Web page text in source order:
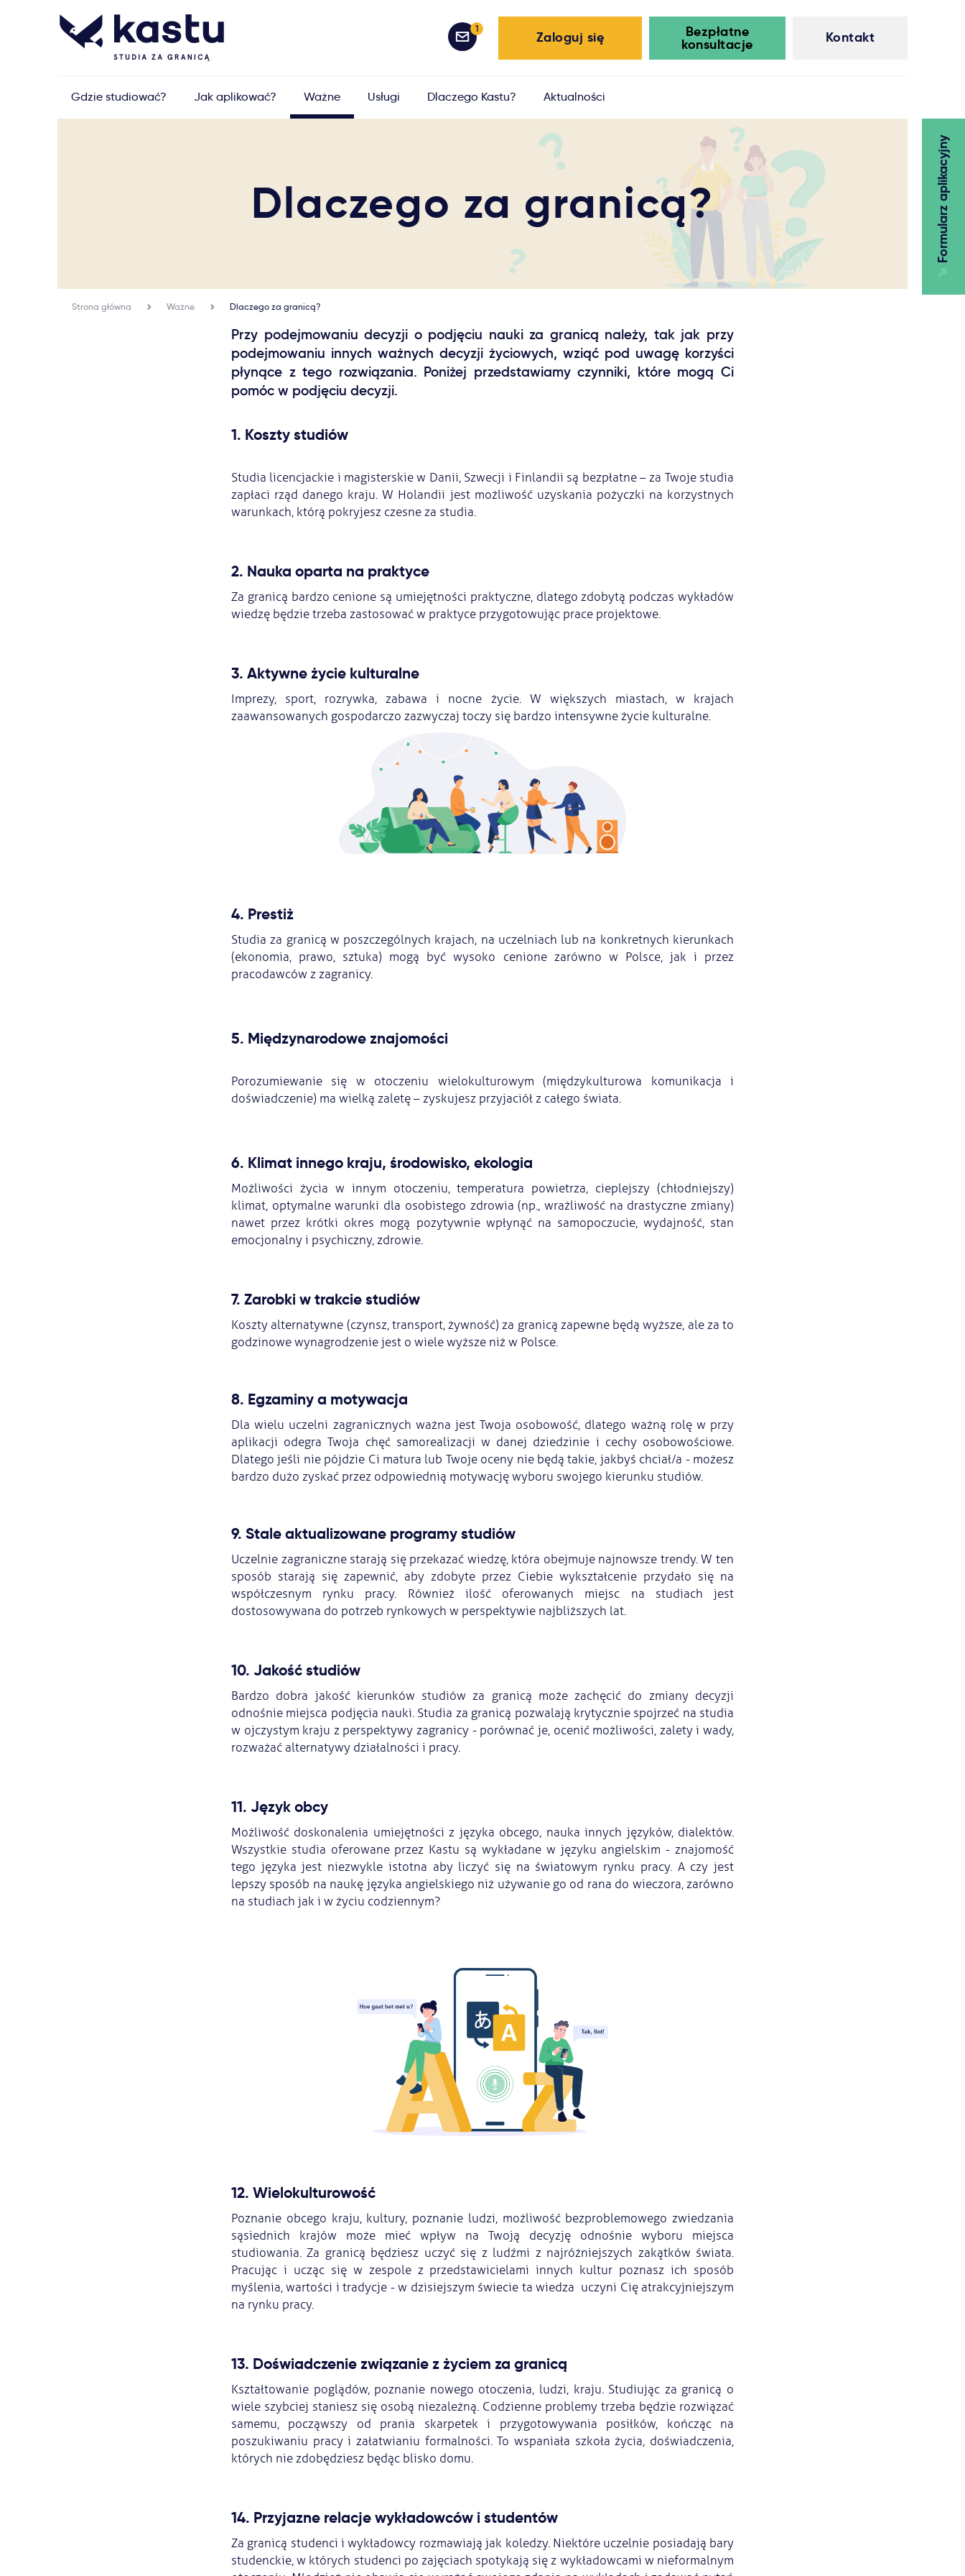
Kontakt
Bezpłatne
konsultacje
Zaloguj się
1
Formularz aplikacyjny
Gdzie studiować? Jak aplikować? Ważne Usługi Dlaczego Kastu? Aktualności
Dlaczego za granicą?
Strona główna Ważne Dlaczego za granicą?
Przy podejmowaniu decyzji o podjęciu nauki za granicą należy, tak jak przy
podejmowaniu innych ważnych decyzji życiowych, wziąć pod uwagę korzyści
płynące z tego rozwiązania. Poniżej przedstawiamy czynniki, które mogą Ci
pomóc w podjęciu decyzji.
1. Koszty studiów
Studia licencjackie i magisterskie w Danii, Szwecji i Finlandii są bezpłatne – za Twoje studia
zapłaci rząd danego kraju. W Holandii jest możliwość uzyskania pożyczki na korzystnych
warunkach, którą pokryjesz czesne za studia.
2. Nauka oparta na praktyce
Za granicą bardzo cenione są umiejętności praktyczne, dlatego zdobytą podczas wykładów
wiedzę będzie trzeba zastosować w praktyce przygotowując prace projektowe.
3. Aktywne życie kulturalne
Imprezy, sport, rozrywka, zabawa i nocne życie. W większych miastach, w krajach
zaawansowanych gospodarczo zazwyczaj toczy się bardzo intensywne życie kulturalne.
4. Prestiż
Studia za granicą w poszczególnych krajach, na uczelniach lub na konkretnych kierunkach
(ekonomia, prawo, sztuka) mogą być wysoko cenione zarówno w Polsce, jak i przez
pracodawców z zagranicy.
5. Międzynarodowe znajomości
Porozumiewanie się w otoczeniu wielokulturowym (międzykulturowa komunikacja i
doświadczenie) ma wielką zaletę – zyskujesz przyjaciół z całego świata.
6. Klimat innego kraju, środowisko, ekologia
Możliwości życia w innym otoczeniu, temperatura powietrza, cieplejszy (chłodniejszy)
klimat, optymalne warunki dla osobistego zdrowia (np., wrażliwość na drastyczne zmiany)
nawet przez krótki okres mogą pozytywnie wpłynąć na samopoczucie, wydajność, stan
emocjonalny i psychiczny, zdrowie.
7. Zarobki w trakcie studiów
Koszty alternatywne (czynsz, transport, żywność) za granicą zapewne będą wyższe, ale za to
godzinowe wynagrodzenie jest o wiele wyższe niż w Polsce.
8. Egzaminy a motywacja
Dla wielu uczelni zagranicznych ważna jest Twoja osobowość, dlatego ważną rolę w przy
aplikacji odegra Twoja chęć samorealizacji w danej dziedzinie i cechy osobowościowe.
Dlatego jeśli nie pójdzie Ci matura lub Twoje oceny nie będą takie, jakbyś chciał/a - możesz
bardzo dużo zyskać przez odpowiednią motywację wyboru swojego kierunku studiów.
9. Stale aktualizowane programy studiów
Uczelnie zagraniczne starają się przekazać wiedzę, która obejmuje najnowsze trendy. W ten
sposób starają się zapewnić, aby zdobyte przez Ciebie wykształcenie przydało się na
współczesnym rynku pracy. Również ilość oferowanych miejsc na studiach jest
dostosowywana do potrzeb rynkowych w perspektywie najbliższych lat.
10. Jakość studiów
Bardzo dobra jakość kierunków studiów za granicą może zachęcić do zmiany decyzji
odnośnie miejsca podjęcia nauki. Studia za granicą pozwalają krytycznie spojrzeć na studia
w ojczystym kraju z perspektywy zagranicy - porównać je, ocenić możliwości, zalety i wady,
rozważać alternatywy działalności i pracy.
11. Język obcy
Możliwość doskonalenia umiejętności z języka obcego, nauka innych języków, dialektów.
Wszystkie studia oferowane przez Kastu są wykładane w języku angielskim - znajomość
tego języka jest niezwykle istotna aby liczyć się na światowym rynku pracy. A czy jest
lepszy sposób na naukę języka angielskiego niż używanie go od rana do wieczora, zarówno
na studiach jak i w życiu codziennym?
12. Wielokulturowość
Poznanie obcego kraju, kultury, poznanie ludzi, możliwość bezproblemowego zwiedzania
sąsiednich krajów może mieć wpływ na Twoją decyzję odnośnie wyboru miejsca
studiowania. Za granicą będziesz uczyć się z ludźmi z najróżniejszych zakątków świata.
Pracując i ucząc się w zespole z przedstawicielami innych kultur poznasz ich sposób
myślenia, wartości i tradycje - w dzisiejszym świecie ta wiedza uczyni Cię atrakcyjniejszym
na rynku pracy.
13. Doświadczenie związanie z życiem za granicą
Kształtowanie poglądów, poznanie nowego otoczenia, ludzi, kraju. Studiując za granicą o
wiele szybciej staniesz się osobą niezależną. Codzienne problemy trzeba będzie rozwiązać
samemu, począwszy od prania skarpetek i przygotowywania posiłków, kończąc na
poszukiwaniu pracy i załatwianiu formalności. To wspaniała szkoła życia, doświadczenia,
których nie zdobędziesz będąc blisko domu.
14. Przyjazne relacje wykładowców i studentów
Za granicą studenci i wykładowcy rozmawiają jak koledzy. Niektóre uczelnie posiadają bary
studenckie, w których studenci po zajęciach spotykają się z wykładowcami w nieformalnym